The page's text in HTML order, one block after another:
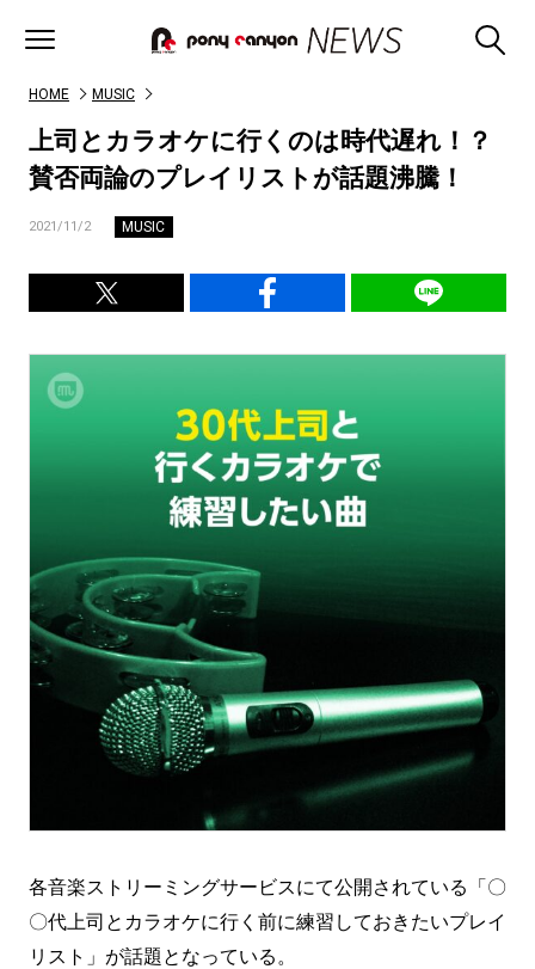
HOME MUSIC
上司とカラオケに行くのは時代遅れ！？
賛否両論のプレイリストが話題沸騰！
2021/11/2 MUSIC
各音楽ストリーミングサービスにて公開されている「〇
〇代上司とカラオケに行く前に練習しておきたいプレイ
リスト」が話題となっている。